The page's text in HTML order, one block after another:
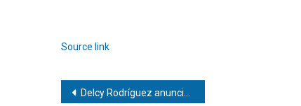
Source link
Navegación
Delcy Rodríguez anuncia más excarcelaciones en Venezuela